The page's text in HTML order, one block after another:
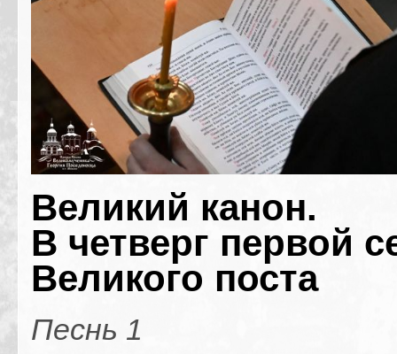
Великий канон.
В четверг первой
Великого поста
Песнь 1